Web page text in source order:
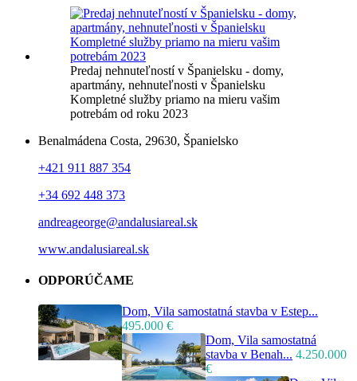
Predaj nehnuteľností v Španielsku - domy,
apartmány, nehnuteľnosti v Španielsku
Kompletné služby priamo na mieru vašim
potrebám od roku 2023
Benalmádena Costa, 29630, Španielsko
+421 911 887 354
+34 692 448 373
andreageorge@andalusiareal.sk
www.andalusiareal.sk
ODPORÚČAME
Dom, Vila samostatná stavba v Estep...
495.000 €
Dom, Vila samostatná
stavba v Benah... 4.250.000
€